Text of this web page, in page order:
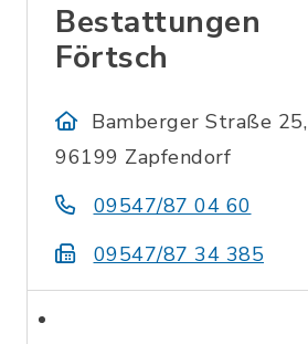
Bestattungen
Förtsch
Bamberger Straße 25,
96199 Zapfendorf
09547/87 04 60
09547/87 34 385